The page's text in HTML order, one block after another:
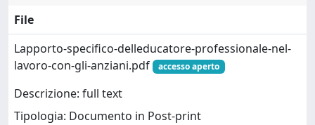
File
Lapporto-specifico-delleducatore-professionale-nel-
lavoro-con-gli-anziani.pdf
accesso aperto
Descrizione: full text
Tipologia: Documento in Post-print